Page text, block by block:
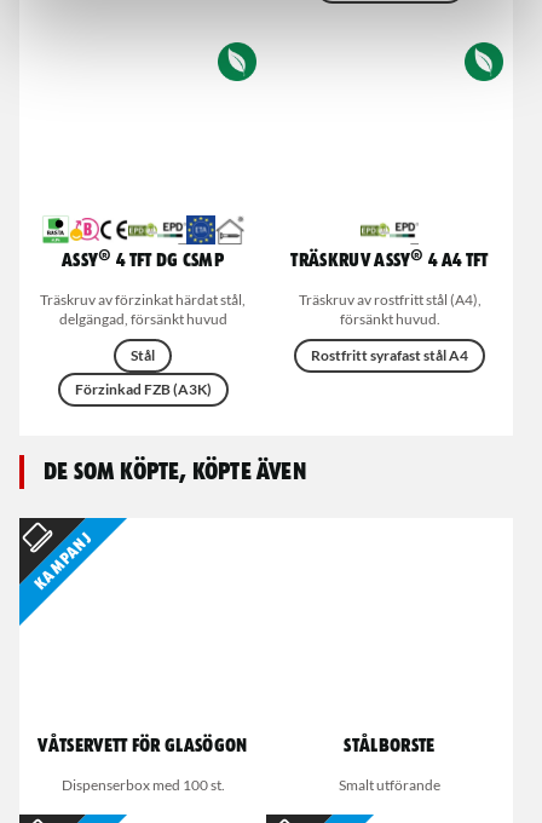
ASSY® 4 TFT DG CSMP
Träskruv av förzinkat härdat stål,
delgängad, försänkt huvud
Stål
Förzinkad FZB (A3K)
Träskruv ASSY® 4 A4 TFT
Träskruv av rostfritt stål (A4),
försänkt huvud.
Rostfritt syrafast stål A4
De som köpte, köpte även
Kampanj
Våtservett för glasögon
Dispenserbox med 100 st.
Stålborste
Smalt utförande